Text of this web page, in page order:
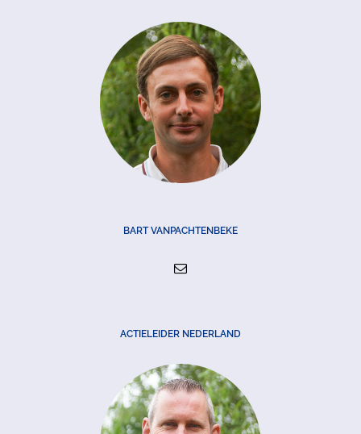
BART VANPACHTENBEKE
ACTIELEIDER NEDERLAND